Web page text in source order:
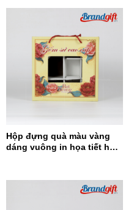
Hộp đựng quà màu vàng
dáng vuông in họa tiết hoa